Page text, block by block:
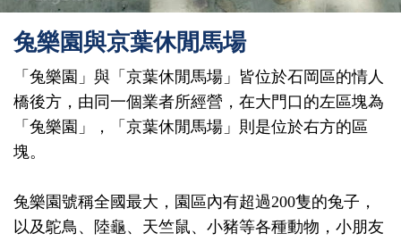
兔樂園與京葉休閒馬場
「兔樂園」與「京葉休閒馬場」皆位於石岡區的情人
橋後方，由同一個業者所經營，在大門口的左區塊為
「兔樂園」，「京葉休閒馬場」則是位於右方的區
塊。
兔樂園號稱全國最大，園區內有超過200隻的兔子，
以及鴕鳥、陸龜、天竺鼠、小豬等各種動物，小朋友